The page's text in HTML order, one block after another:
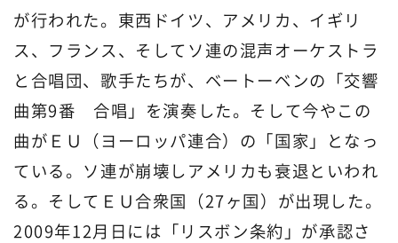
が行われた。東西ドイツ、アメリカ、イギリ
ス、フランス、そしてソ連の混声オーケストラ
と合唱団、歌手たちが、ベートーベンの「交響
曲第9番 合唱」を演奏した。そして今やこの
曲がＥＵ（ヨーロッパ連合）の「国家」となっ
ている。ソ連が崩壊しアメリカも衰退といわれ
る。そしてＥＵ合衆国（27ヶ国）が出現した。
2009年12月日には「リスボン条約」が承認さ